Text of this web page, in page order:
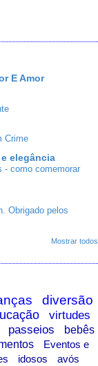
E Amor
Crime
elegância
- como comemorar
Obrigado pelos
Mostrar todos
diversão
virtudes
passeios
bebês
Eventos e
idosos
avós